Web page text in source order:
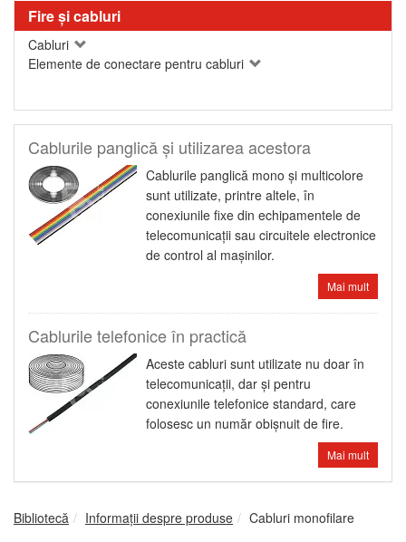
Fire şi cabluri
Cabluri
Elemente de conectare pentru cabluri
Cablurile panglică şi utilizarea acestora
Cablurile panglică mono şi multicolore
sunt utilizate, printre altele, în
conexiunile fixe din echipamentele de
telecomunicaţii sau circuitele electronice
de control al maşinilor.
Mai mult
Cablurile telefonice în practică
Aceste cabluri sunt utilizate nu doar în
telecomunicaţii, dar şi pentru
conexiunile telefonice standard, care
folosesc un număr obişnuit de fire.
Mai mult
Bibliotecă Informații despre produse Cabluri monofilare